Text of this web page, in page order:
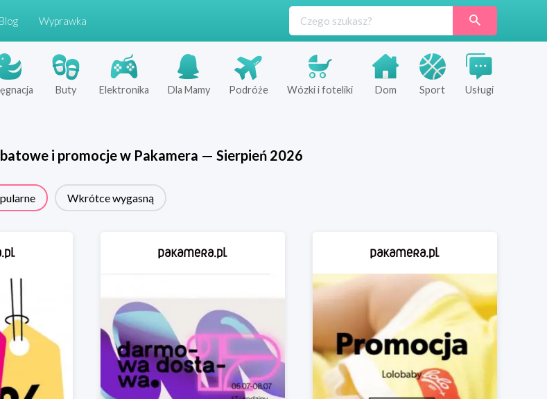
Blog Wyprawka
Buty Elektronika Dla Mamy Podróże Wózki i foteliki Dom Sport Usługi
i promocje w Pakamera — Sierpień 2026
Wkrótce wygasną